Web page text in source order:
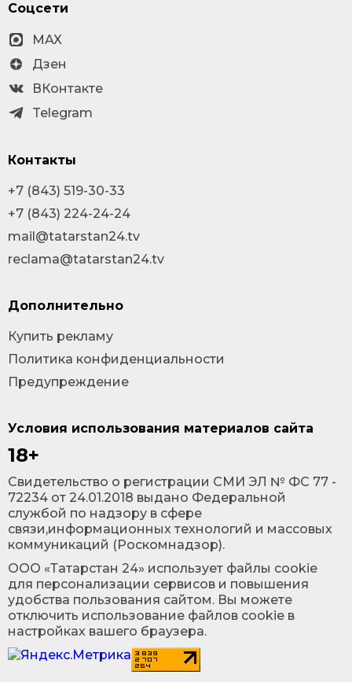
Условия использования материалов сайта
18+
Cвидетельство о регистрации СМИ ЭЛ № ФС 77 -
72234 от 24.01.2018 выдано Федеральной
службой по надзору в сфере
связи,информационных технологий и массовых
коммуникаций (Роскомнадзор).
ООО «Татарстан 24» использует файлы cookie
для персонализации сервисов и повышения
удобства пользования сайтом. Вы можете
отключить использование файлов cookie в
настройках вашего браузера.
Соцсети
MAX
Дзен
ВКонтакте
Telegram
Контакты
+7 (843) 519-30-33
+7 (843) 224-24-24
mail@tatarstan24.tv
reclama@tatarstan24.tv
Дополнительно
Купить рекламу
Политика конфиденциальности
Предупреждение